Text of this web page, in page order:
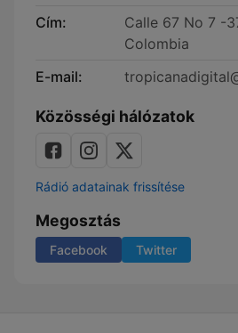
Cím:
Calle 67 No 7 -
Colombia
E-mail:
Közösségi hálózatok
Rádió adatainak frissítése
Megosztás
Facebook Twitter